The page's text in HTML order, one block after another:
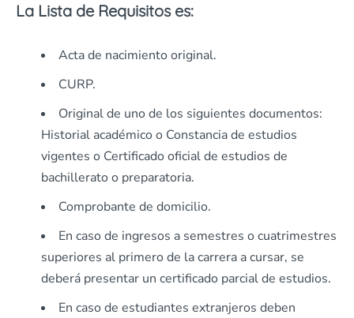
La Lista de Requisitos es:
Acta de nacimiento original.
CURP.
Original de uno de los siguientes documentos:
Historial académico o Constancia de estudios
vigentes o Certificado oficial de estudios de
bachillerato o preparatoria.
Comprobante de domicilio.
En caso de ingresos a semestres o cuatrimestres
superiores al primero de la carrera a cursar, se
deberá presentar un certificado parcial de estudios.
En caso de estudiantes extranjeros deben